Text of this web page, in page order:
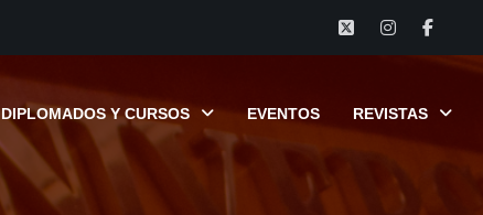
DIPLOMADOS Y CURSOS EVENTOS REVISTAS